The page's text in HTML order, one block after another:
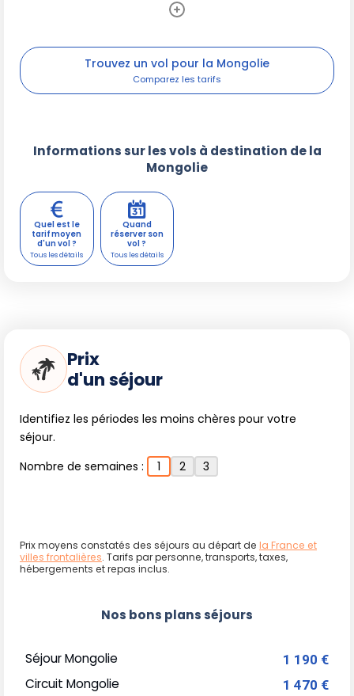
Trouvez un vol pour la Mongolie
Informations sur les vols à destination de la
Mongolie
Quel est le
tarif moyen
d'un vol ?
Quand
réserver son
vol ?
Prix
d'un séjour
Identifiez les périodes les moins chères pour votre
séjour.
Nombre de semaines :
1 2 3
Prix moyens constatés des séjours au départ de la France et
villes frontalières. Tarifs par personne, transports, taxes,
hébergements et repas inclus.
Nos bons plans séjours
Séjour Mongolie 1 190 €
Circuit Mongolie 1 470 €